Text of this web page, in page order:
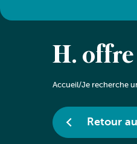
H.
Accueil/Je recherche
Retour